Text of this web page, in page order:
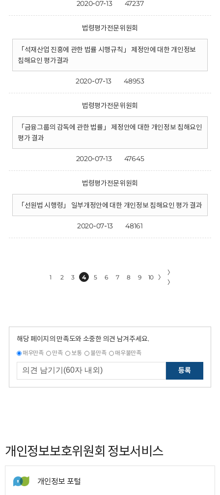
2020-07-13 47237
법령평가전문위원회
「석재산업 진흥에 관한 법률 시행규칙」 제정안에 대한 개인정보
침해요인 평가결과
2020-07-13 48953
법령평가전문위원회
「금융그룹의 감독에 관한 법률」 제정안에 대한 개인정보 침해요인
평가 결과
2020-07-13 47645
법령평가전문위원회
「선원법 시행령」 일부개정안에 대한 개인정보 침해요인 평가 결과
2020-07-13 48161
1 2 3 4 5 6 7 8 9 10 〉
〉
〉
해당 페이지의 만족도와 소중한 의견 남겨주세요.
매우만족 만족 보통 불만족 매우불만족
등록
개인정보보호위원회 정보서비스
개인정보 포털